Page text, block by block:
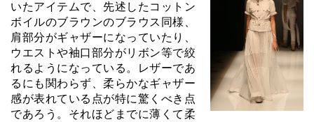
いたアイテムで、先述したコットン
ボイルのブラウンのブラウス同様、
肩部分がギャザーになっていたり、
ウエストや袖口部分がリボン等で絞
れるようになっている。レザーであ
るにも関わらず、柔らかなギャザー
感が表れている点が特に驚くべき点
であろう。それほどまでに薄くて柔